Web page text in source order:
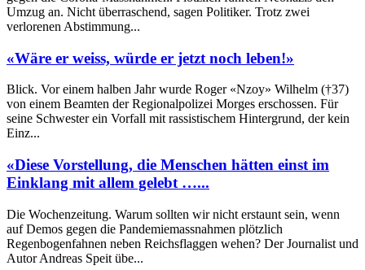
Umzug an. Nicht überraschend, sagen Politiker. Trotz zwei
verlorenen Abstimmung...
«Wäre er weiss, würde er jetzt noch leben!»
Blick. Vor einem halben Jahr wurde Roger «Nzoy» Wilhelm (†37)
von einem Beamten der Regionalpolizei Morges erschossen. Für
seine Schwester ein Vorfall mit rassistischem Hintergrund, der kein
Einz...
«Diese Vorstellung, die Menschen hätten einst im
Einklang mit allem gelebt …...
Die Wochenzeitung. Warum sollten wir nicht erstaunt sein, wenn
auf Demos gegen die Pandemiemassnahmen plötzlich
Regenbogenfahnen neben Reichsflaggen wehen? Der Journalist und
Autor Andreas Speit übe...